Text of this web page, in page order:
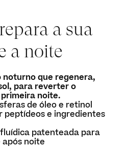
a sua
a noite
que regenera,
para reverter o
noite.
de óleo e retinol
peptídeos e ingredientes
patenteada para
noite